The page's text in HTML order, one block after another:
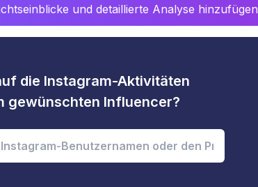
und detaillierte Analyse hinzufügen
die Instagram-Aktivitäten
gewünschten Influencer?